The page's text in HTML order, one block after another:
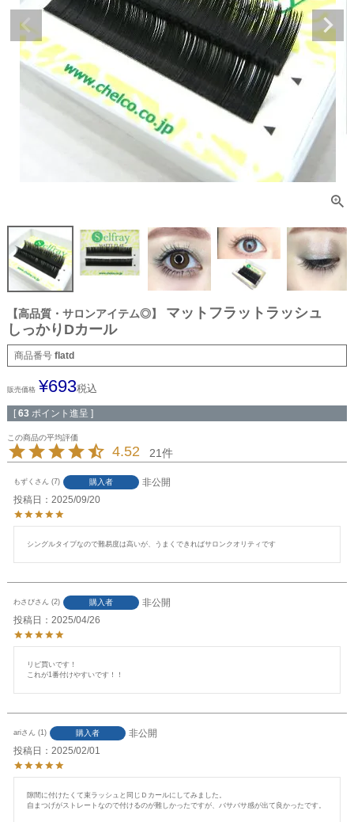
【高品質・サロンアイテム◎】
マットフラットラッシュ
しっかりDカール
商品番号 flatd
販売価格 ¥693税込
[ 63 ポイント進呈 ]
4.52 21
もずく 7 購入者
非公開
投稿日
2025/09/20
シングルタイプなので難易度は高いが、うまくできればサロンクオリティです
わさび 2 購入者
非公開
投稿日
2025/04/26
リピ買いです！
これが1番付けやすいです！！
ari 1 購入者
非公開
投稿日
2025/02/01
隙間に付けたくて束ラッシュと同じＤカールにしてみました。
自まつげがストレートなので付けるのが難しかったですが、バサバサ感が出て良かったです。